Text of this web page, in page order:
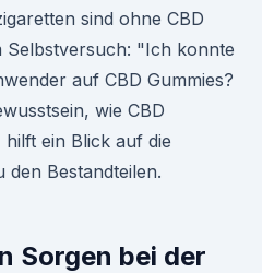
sind ohne CBD
Selbstversuch: "Ich konnte
auf CBD Gummies?
wie CBD
ein Blick auf die
den Bestandteilen.
Sorgen bei der